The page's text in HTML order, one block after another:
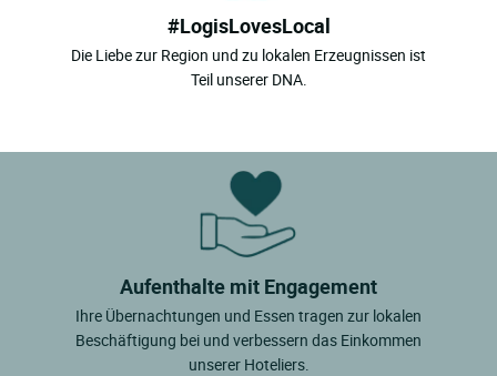
#LogisLovesLocal
Die Liebe zur Region und zu lokalen Erzeugnissen ist
Teil unserer DNA.
Aufenthalte mit Engagement
Ihre Übernachtungen und Essen tragen zur lokalen
Beschäftigung bei und verbessern das Einkommen
unserer Hoteliers.